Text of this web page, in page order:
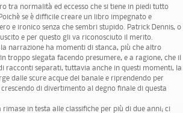
tra normalità ed eccesso che si tiene in piedi tutto
se è difficile creare un libro impegnato e
e ironico senza che sembri stupido. Patrick Dennis, o
e per questo gli va riconosciuto il merito.
narrazione ha momenti di stanca, più che altro
troppo slegata facendo presumere, e a ragione, che il
racconti separati, tuttavia anche in questi momenti, la
dalle scure acque del banale e riprendendo per
di divertimento al degno finale di questa
in testa alle classifiche per più di due anni; ci